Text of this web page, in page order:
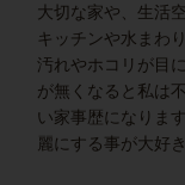
大切な家や、生活
キッチンや水まわ
汚れやホコリが目
が無くなると私は
い家事歴になりま
麗にする事が大好き